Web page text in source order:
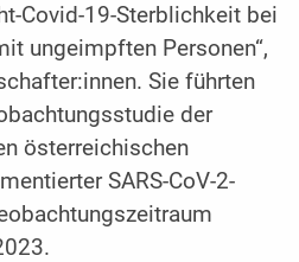
Covid-19-Sterblichkeit bei
ungeimpften Personen“,
Sie führten
der
österreichischen
SARS-CoV-2-